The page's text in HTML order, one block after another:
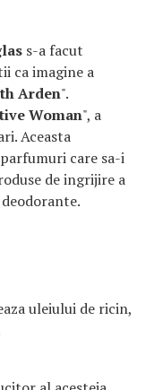
s-a facut
ca imagine a
Arden".
Woman", a
Aceasta
care sa-i
de ingrijire a
uleiului de ricin,